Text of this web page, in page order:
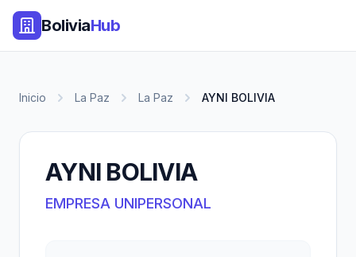
BoliviaHub
Inicio La Paz La Paz AYNI BOLIVIA
AYNI BOLIVIA
EMPRESA UNIPERSONAL